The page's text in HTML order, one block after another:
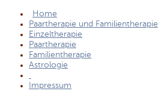
Home
Paartherapie und Familientherapie
Einzeltherapie
Paartherapie
Familientherapie
Astrologie
Impressum